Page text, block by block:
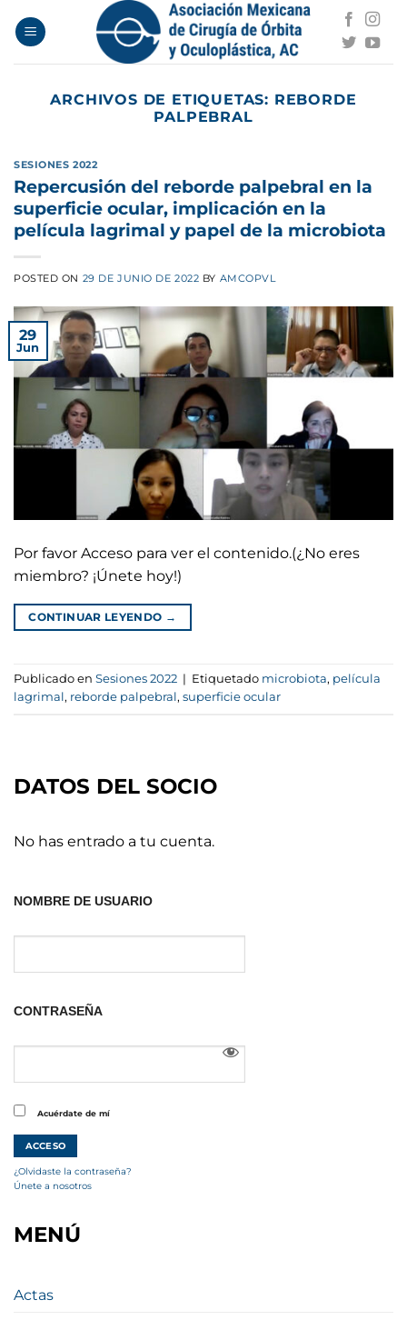
ARCHIVOS DE ETIQUETAS: REBORDE
PALPEBRAL
SESIONES 2022
Repercusión del reborde palpebral en la
superficie ocular, implicación en la
película lagrimal y papel de la microbiota
POSTED ON 29 DE JUNIO DE 2022 BY AMCOPVL
29
Jun
Por favor Acceso para ver el contenido.(¿No eres
miembro? ¡Únete hoy!)
CONTINUAR LEYENDO →
Publicado en Sesiones 2022 | Etiquetado microbiota, película
lagrimal, reborde palpebral, superficie ocular
DATOS DEL SOCIO
No has entrado a tu cuenta.
NOMBRE DE USUARIO
CONTRASEÑA
Acuérdate de mí
¿Olvidaste la contraseña?
Únete a nosotros
MENÚ
Actas